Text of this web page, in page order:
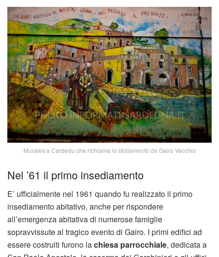
Murales a Cardedu che richiama lo sfollamento da Gairo Vecchio
Nel ’61 il primo insediamento
E’ ufficialmente nel 1961 quando fu realizzato il primo
insediamento abitativo, anche per rispondere
all’emergenza abitativa di numerose famiglie
sopravvissute al tragico evento di Gairo. I primi edifici ad
essere costruiti furono lachiesa parrocchiale, dedicata a